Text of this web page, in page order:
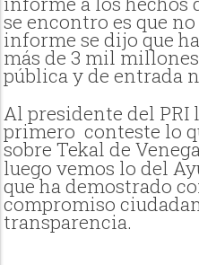
se encontro es que
informe se dijo que
más de 3 mil
pública y de entrada
Al presidente del PRI
primero conteste lo
sobre Tekal de
luego vemos lo del
que ha demostrado
compromiso
transparencia.